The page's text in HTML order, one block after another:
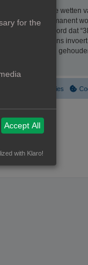
bevat die de wetten
ingang en permanent
er mee akkoord dat
die je bij ons
worden
Verwijder cookies
for the
Accept All
with Klaro!